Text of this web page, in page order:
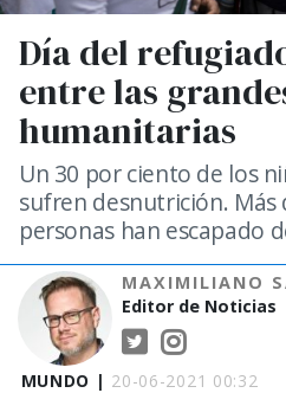
MUNDO | 20-06-2021 00:32
Día del
entre las
humanitarias
Un 30 por ciento de los
sufren desnutrición. Más
personas han escapado
MAXIMILIANO
Editor de Noticias